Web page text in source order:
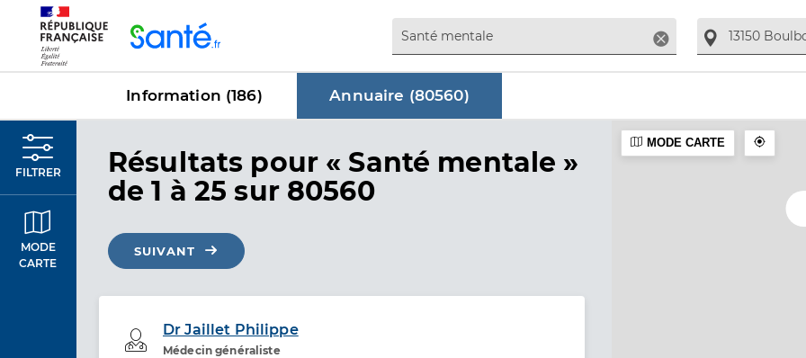
Supprimer
Information (186) Annuaire (80560)
FILTRER
MODE
CARTE
Résultats dans Annuaire
pour « Santé mentale »
de 1 à 25 sur 80560
SUIVANT
Dr Jaillet Philippe
Médecin généraliste
Professionel de santé
MODE CARTE
Panneau de gestion des cookies